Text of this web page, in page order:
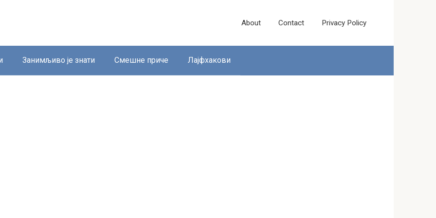
About Contact Privacy Policy
Занимљиво је знати Смешне приче Лајфхакови